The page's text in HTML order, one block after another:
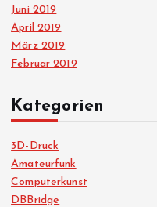
Juni 2019
April 2019
März 2019
Februar 2019
Kategorien
3D-Druck
Amateurfunk
Computerkunst
DBBridge